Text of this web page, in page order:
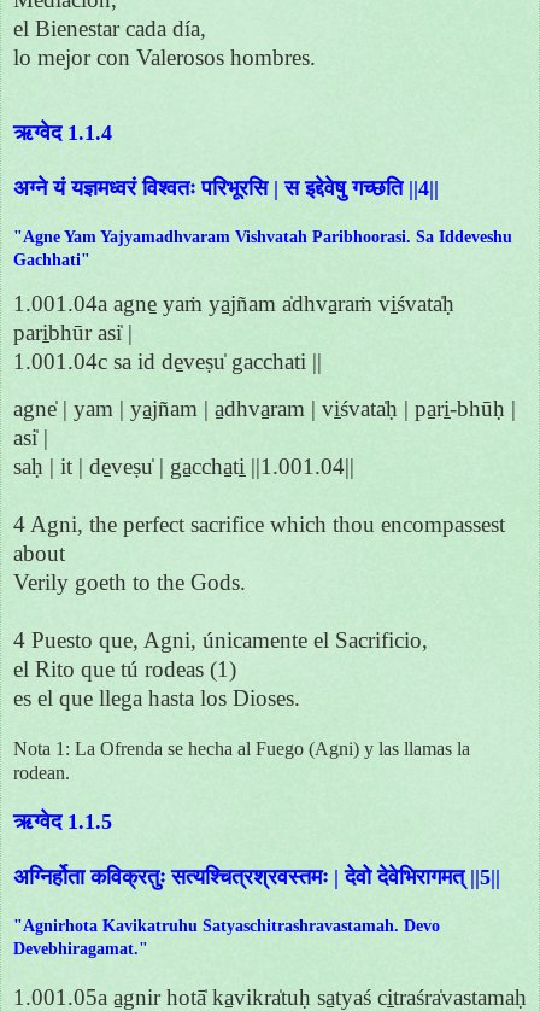
el Bienestar cada día,
lo mejor con Valerosos hombres.
ऋग्वेद 1.1.4
अग्ने यं यज्ञमध्वरं विश्वतः परिभूरसि | स इद्देवेषु गच्छति ||4||
"Agne Yam Yajyamadhvaram Vishvatah Paribhoorasi. Sa Iddeveshu
Gachhati"
1.001.04a agne̱ yaṁ ya̱jñam a̍dhva̱raṁ vi̱śvata̍ḥ
pari̱bhūr asi̍ |
1.001.04c sa id de̱veṣu̍ gacchati ||
agne̍ | yam | ya̱jñam | a̱dhva̱ram | vi̱śvata̍ḥ | pa̱ri̱-bhūḥ |
asi̍ |
saḥ | it | de̱veṣu̍ | ga̱ccha̱ti̱ ||1.001.04||
4 Agni, the perfect sacrifice which thou encompassest
about
Verily goeth to the Gods.
4 Puesto que, Agni, únicamente el Sacrificio,
el Rito que tú rodeas (1)
es el que llega hasta los Dioses.
Nota 1: La Ofrenda se hecha al Fuego (Agni) y las llamas la
rodean.
ऋग्वेद 1.1.5
अग्निर्होता कविक्रतुः सत्यश्चित्रश्रवस्तमः | देवो देवेभिरागमत् ||5||
"Agnirhota Kavikatruhu Satyaschitrashravastamah. Devo
Devebhiragamat."
1.001.05a a̱gnir hotā̍ ka̱vikra̍tuḥ sa̱tyaś ci̱traśra̍vastamaḥ